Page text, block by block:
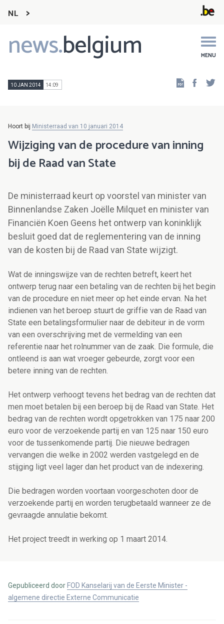
NL
news.belgium MENU
Main
navigation
10 JAN 2014 14:09
Hoort bij Ministerraad van 10 januari 2014
Wijziging van de procedure van inning
bij de Raad van State
De ministerraad keurt op voorstel van minister van
Binnenlandse Zaken Joëlle Milquet en minister van
Financiën Koen Geens het ontwerp van koninklijk
besluit goed dat de reglementering van de inning
van de kosten bij de Raad van State wijzigt.
Wat de inningswijze van de rechten betreft, keert het
ontwerp terug naar een betaling van de rechten bij het begin
van de procedure en niet meer op het einde ervan. Na het
indienen van het beroep stuurt de griffie van de Raad van
State een betalingsformulier naar de debiteur in de vorm
van een overschrijving met de vermelding van een
referentie naar het rolnummer van de zaak. Die formule, die
ontleend is aan wat vroeger gebeurde, zorgt voor een
betere inning van de rechten.
Het ontwerp verhoogt tevens het bedrag van de rechten dat
men moet betalen bij een beroep bij de Raad van State. Het
bedrag van de rechten wordt opgetrokken van 175 naar 200
euro voor de verzoekende partij en van 125 naar 150 euro
voor de tussenkomende partij. Die nieuwe bedragen
vervangen die welke in 2002 werden vastgelegd en de
stijging ligt veel lager dan het product van de indexering.
Die bedragen worden voortaan voorgeschoten door de
verzoekende partij en worden terugbetaald wanneer ze de
gevraagde annulatie bekomt.
Het project treedt in werking op 1 maart 2014.
Gepubliceerd door FOD Kanselarij van de Eerste Minister -
algemene directie Externe Communicatie